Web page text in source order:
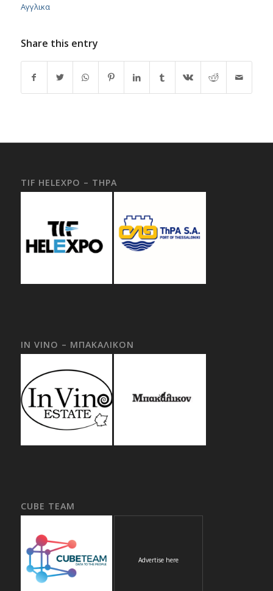
Αγγλικα
Share this entry
TIF HELEXPO – THPA
IN VINO – ΜΠΑΚΑΛΙΚΟΝ
CUBE TEAM
Advertise here